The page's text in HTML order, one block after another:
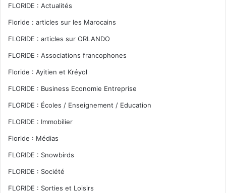
FLORIDE : Actualités
Floride : articles sur les Marocains
FLORIDE : articles sur ORLANDO
FLORIDE : Associations francophones
Floride : Ayitien et Kréyol
FLORIDE : Business Economie Entreprise
FLORIDE : Écoles / Enseignement / Education
FLORIDE : Immobilier
Floride : Médias
FLORIDE : Snowbirds
FLORIDE : Société
FLORIDE : Sorties et Loisirs